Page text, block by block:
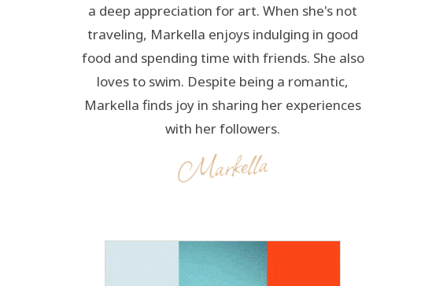
a deep appreciation for art. When she's not
traveling, Markella enjoys indulging in good
food and spending time with friends. She also
loves to swim. Despite being a romantic,
Markella finds joy in sharing her experiences
with her followers.